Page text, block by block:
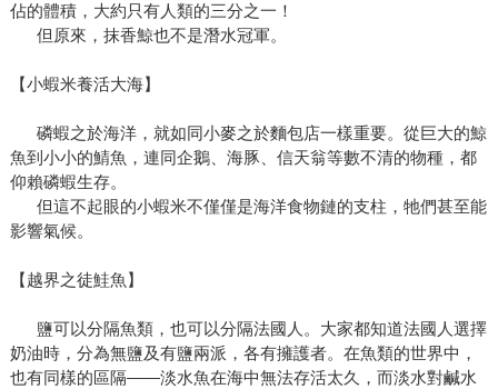
佔的體積，大約只有人類的三分之一！
但原來，抹香鯨也不是潛水冠軍。
【小蝦米養活大海】
磷蝦之於海洋，就如同小麥之於麵包店一樣重要。從巨大的鯨
魚到小小的鯖魚，連同企鵝、海豚、信天翁等數不清的物種，都
仰賴磷蝦生存。
但這不起眼的小蝦米不僅僅是海洋食物鏈的支柱，牠們甚至能
影響氣候。
【越界之徒鮭魚】
鹽可以分隔魚類，也可以分隔法國人。大家都知道法國人選擇
奶油時，分為無鹽及有鹽兩派，各有擁護者。在魚類的世界中，
也有同樣的區隔——淡水魚在海中無法存活太久，而淡水對鹹水